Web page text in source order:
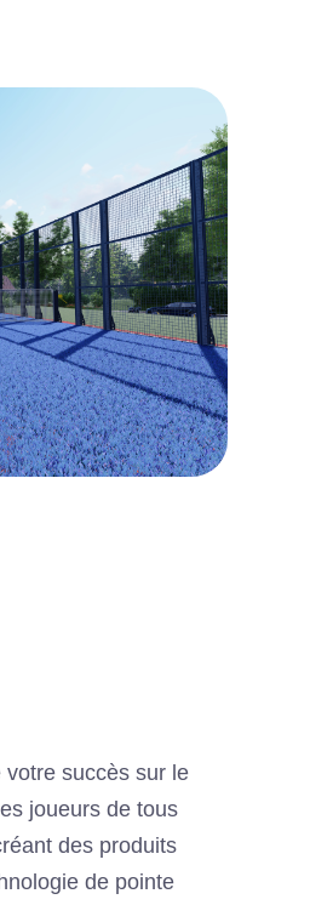
succès sur le
joueurs de tous
des produits
de pointe